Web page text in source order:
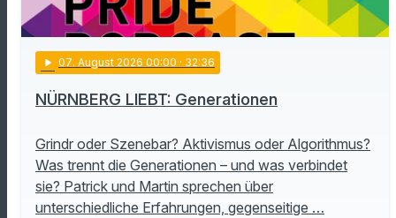
play_arrow 07. August 2026 00:00 · 32:36
NÜRNBERG LIEBT: Generationen
Grindr oder Szenebar? Aktivismus oder Algorithmus?
Was trennt die Generationen – und was verbindet
sie? Patrick und Martin sprechen über
unterschiedliche Erfahrungen, gegenseitige …